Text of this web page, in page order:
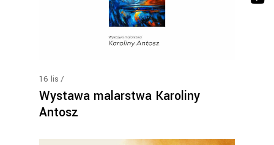
16 lis
Wystawa malarstwa Karoliny
Antosz